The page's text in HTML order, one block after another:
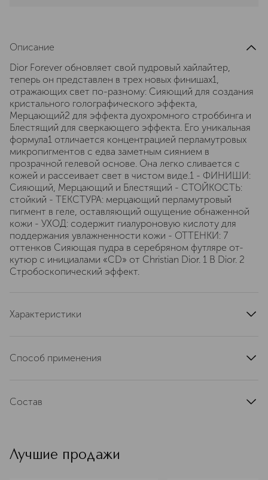
Описание
Dior Forever обновляет свой пудровый хайлайтер,
теперь он представлен в трех новых финишах1,
отражающих свет по-разному: Сияющий для создания
кристального голографического эффекта,
Мерцающий2 для эффекта дуохромного строббинга и
Блестящий для сверкающего эффекта. Его уникальная
формула1 отличается концентрацией перламутровых
микропигментов с едва заметным сиянием в
прозрачной гелевой основе. Она легко сливается с
кожей и рассеивает свет в чистом виде.1 - ФИНИШИ:
Сияющий, Мерцающий и Блестящий - СТОЙКОСТЬ:
стойкий - ТЕКСТУРА: мерцающий перламутровый
пигмент в геле, оставляющий ощущение обнаженной
кожи - УХОД: содержит гиалуроновую кислоту для
поддержания увлажненности кожи - ОТТЕНКИ: 7
оттенков Сияющая пудра в серебряном футляре от-
кутюр с инициалами «CD» от Christian Dior. 1 В Dior. 2
Стробоскопический эффект.
Характеристики
страна производства
Способ применения
Чтобы усилить интенсивность хайлайтера, используйте
Состав
GLYCOL , ETHYLHEXYLGLYCERIN , IRIS FLORENTINA
ROOT EXTRACT , AQUA (WATER) , SODIUM
Лучшие продажи